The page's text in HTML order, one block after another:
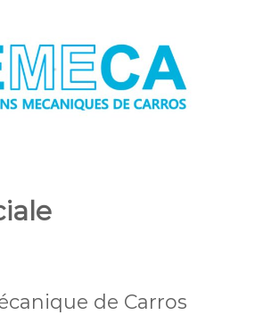
de Carros